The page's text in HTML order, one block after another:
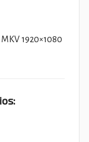
1920×1080